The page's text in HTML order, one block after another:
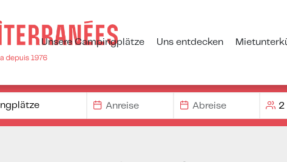
Unsere Campingplätze Uns entdecken